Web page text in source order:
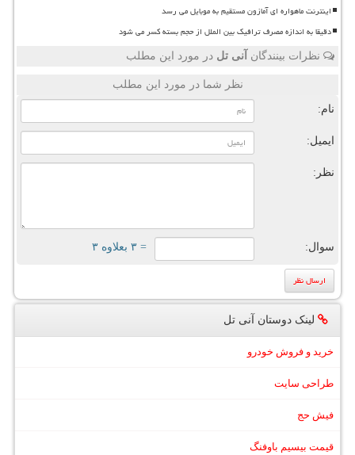
اینترنت ماهواره ای آمازون مستقیم به موبایل می رسد
دقیقا به اندازه مصرف ترافیک بین الملل از حجم بسته کسر می شود
نظرات بینندگان آنی تل در مورد این مطلب
نظر شما در مورد این مطلب
نام:
ایمیل:
نظر:
سوال: = ۳ بعلاوه ۳
لینک دوستان آنی تل
خرید و فروش خودرو
طراحی سایت
فیش حج
قیمت بیسیم باوفنگ